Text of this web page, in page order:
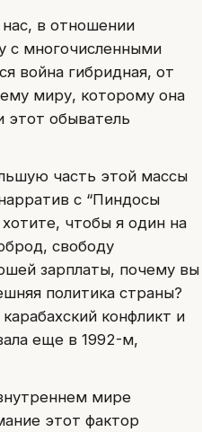
в отношении
с многочисленными
война гибридная, от
миру, которому она
этот обыватель
часть этой массы
с “Пиндосы
чтобы я один на
свободу
зарплаты, почему вы
политика страны?
конфликт и
еще в 1992-м,
мире
этот фактор